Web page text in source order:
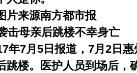
片来源南方都市报
击母亲后跳楼不幸身亡
年7月5日报道，7月2日
跳楼。医护人员到场后，